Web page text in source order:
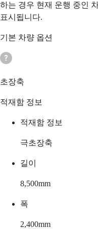
하는 경우 현재 운행 중인
표시됩니다.
기본 차량 옵션
초장축
적재함 정보
적재함 정보
극초장축
길이
8,500mm
폭
2,400mm